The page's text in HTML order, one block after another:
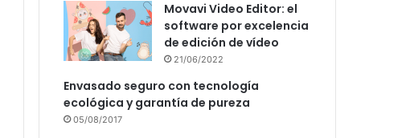
Movavi Video Editor: el
software por excelencia
de edición de vídeo
21/06/2022
Envasado seguro con tecnología
ecológica y garantía de pureza
05/08/2017